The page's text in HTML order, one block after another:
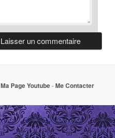
Ma Page Youtube-Me Contacter